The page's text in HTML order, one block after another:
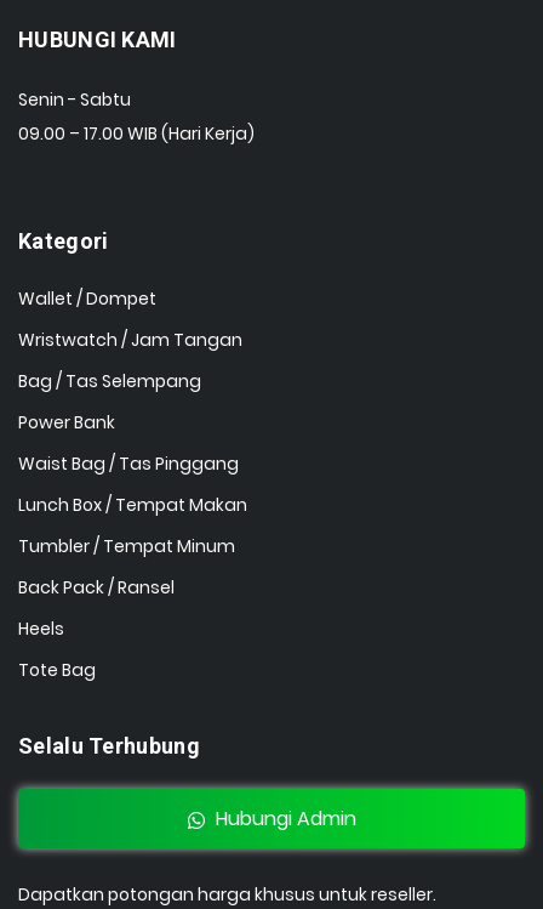
HUBUNGI KAMI
Senin - Sabtu
09.00 – 17.00 WIB (Hari Kerja)
Kategori
Wallet / Dompet
Wristwatch / Jam Tangan
Bag / Tas Selempang
Power Bank
Waist Bag / Tas Pinggang
Lunch Box / Tempat Makan
Tumbler / Tempat Minum
Back Pack / Ransel
Heels
Tote Bag
Selalu Terhubung
Hubungi Admin
Dapatkan potongan harga khusus untuk reseller.